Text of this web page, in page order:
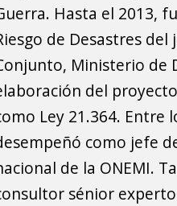
Hasta el 2013,
de Desastres
Ministerio de
del
Ley 21.364. Entre
como jefe
de la ONEMI.
sénior